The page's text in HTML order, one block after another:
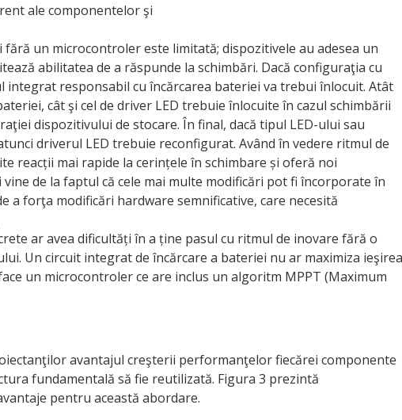
ale componentelor şi
un microcontroler este limitată; dispozitivele au adesea un
abilitatea de a răspunde la schimbări. Dacă configuraţia cu
integrat responsabil cu încărcarea bateriei va trebui înlocuit. Atât
cât şi cel de driver LED trebuie înlocuite în cazul schimbării
dispozitivului de stocare. În final, dacă tipul LED-ului sau
driverul LED trebuie reconfigurat. Având în vedere ritmul de
reacții mai rapide la cerințele în schimbare și oferă noi
de la faptul că cele mai multe modificări pot fi încorporate în
a forţa modificări hardware semnificative, care necesită
ar avea dificultăți în a ține pasul cu ritmul de inovare fără o
Un circuit integrat de încărcare a bateriei nu ar maximiza ieşirea
un microcontroler ce are inclus un algoritm MPPT (Maximum
avantajul creşterii performanţelor fiecărei componente
fundamentală să fie reutilizată. Figura 3 prezintă
pentru această abordare.